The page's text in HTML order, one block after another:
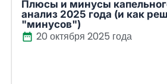
Плюсы и минусы
анализ 2025 года (и как
"минусов")
20 октября 2025 года